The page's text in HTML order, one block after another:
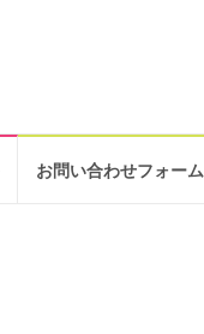
お問い合わせフォーム